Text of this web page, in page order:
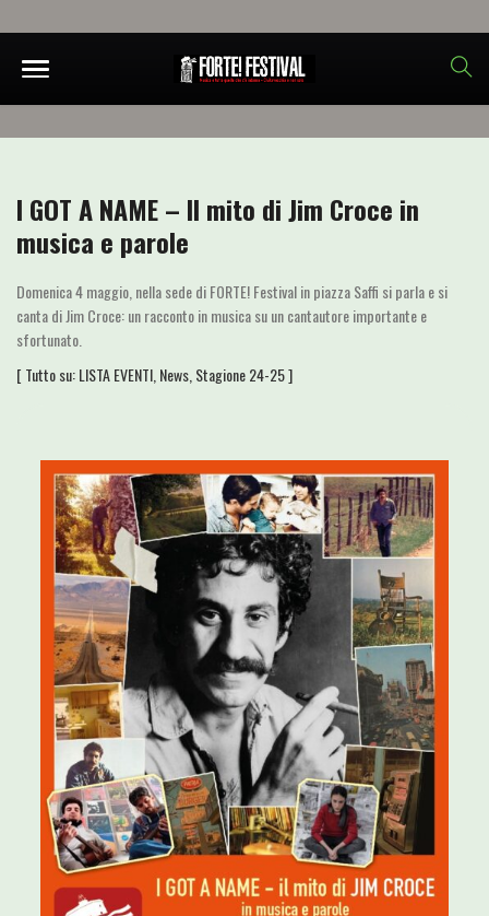
I GOT A NAME – Il mito di Jim Croce in
musica e parole
Domenica 4 maggio, nella sede di FORTE! Festival in piazza Saffi si parla e si
canta di Jim Croce: un racconto in musica su un cantautore importante e
sfortunato.
[ Tutto su:LISTA EVENTI News Stagione 24-25]